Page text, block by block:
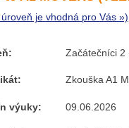
je vhodná pro Vás »)
Začátečníci 2
Zkouška A1
výuky: 09.06.2026